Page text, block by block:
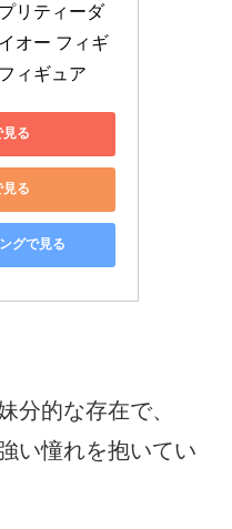
リティーダ
オー フィギ
ィギュア
る
る
グで見る
分的な存在で、
い憧れを抱いてい